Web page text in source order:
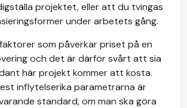
projektet, eller att du tvingas
under arbetets gång.
som påverkar priset på en
och det är därför svårt att sia
här projekt kommer att kosta.
inflytelserika parametrarna är
standard, om man ska göra